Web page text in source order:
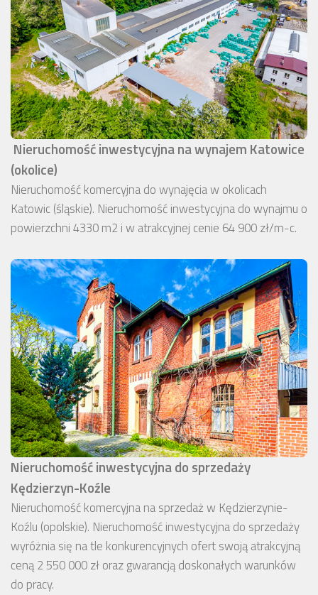
Nieruchomość inwestycyjna na wynajem Katowice
(okolice)
Nieruchomość komercyjna do wynajęcia w okolicach
Katowic (śląskie). Nieruchomość inwestycyjna do wynajmu o
powierzchni 4330 m2 i w atrakcyjnej cenie 64 900 zł/m-c.
Nieruchomość inwestycyjna do sprzedaży
Kędzierzyn-Koźle
Nieruchomość komercyjna na sprzedaż w Kędzierzynie-
Koźlu (opolskie). Nieruchomość inwestycyjna do sprzedaży
wyróżnia się na tle konkurencyjnych ofert swoją atrakcyjną
ceną 2 550 000 zł oraz gwarancją doskonałych warunków
do pracy.